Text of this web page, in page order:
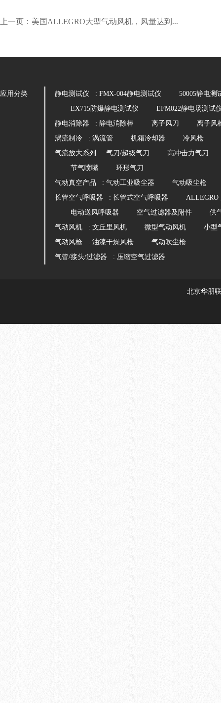
上一页：美国ALLEGRO大型气动风机，风量达到...
应用分类 静电测试仪 : FMX-004静电测试仪
50005静电测
EX715防爆静电测试仪
EFM022静电场测试
静电消除器 : 静电消除棒 离子风刀
离子风
涡流制冷 : 涡流管 机箱冷却器
冷风枪
气流放大系列 : 气刀/超级气刀
高冲击力气刀
节气喷嘴
环形气刀
气动真空产品 : 气动工业吸尘器
气动吸尘枪
长管空气呼吸器 : 长管式空气呼吸器
ALLEGRO
电动送风呼吸器
空气过滤器及附件
供
气动风机 : 文丘里风机 微型气动风机
小型
气动风枪 : 油漆干燥风枪
气动吹尘枪
气管/接头/过滤器 : 压缩空气过滤器
北京华朋